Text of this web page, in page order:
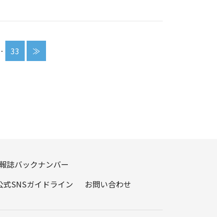
33 ≫
誌バックナンバー
式SNSガイドライン
お問い合わせ